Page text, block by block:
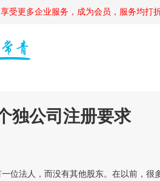
受更多企业服务，成为会员，服务均打折
独公司注册要求
法人，而没有其他股东。在以前，很